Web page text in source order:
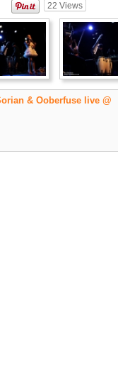
22 Views
& Ooberfuse live @